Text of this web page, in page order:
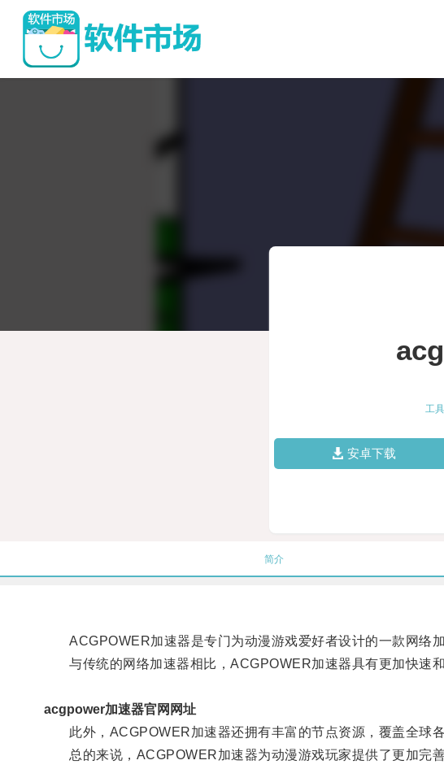
工具
安卓下载
简介
ACGPOWER加速器是专门为动漫游戏爱好者设计的一款网络加
与传统的网络加速器相比，ACGPOWER加速器具有更加快速和
acgpower加速器官网网址
此外，ACGPOWER加速器还拥有丰富的节点资源，覆盖全球各
总的来说，ACGPOWER加速器为动漫游戏玩家提供了更加完善